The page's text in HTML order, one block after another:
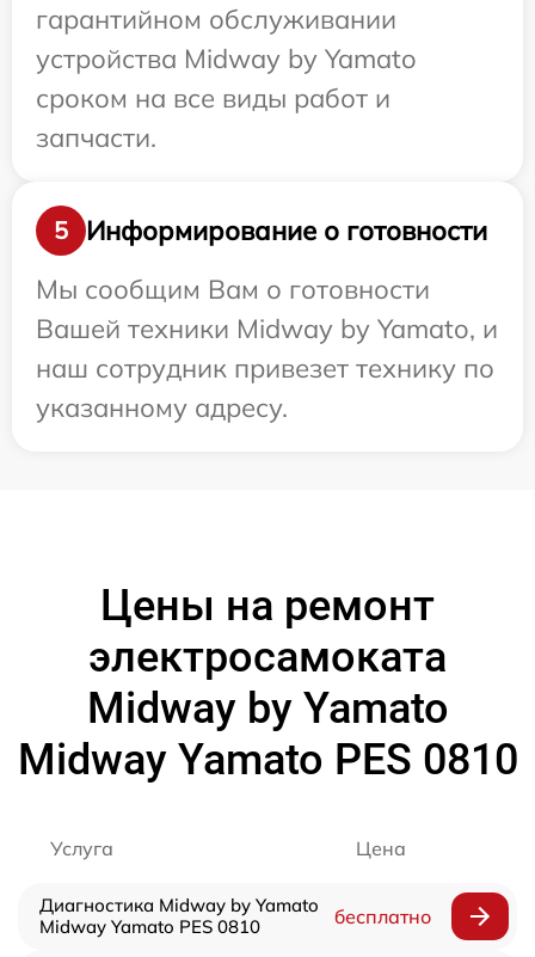
гарантийном обслуживании
устройства Midway by Yamato
сроком на все виды работ и
запчасти.
5
Информирование о готовности
Мы сообщим Вам о готовности
Вашей техники Midway by Yamato, и
наш сотрудник привезет технику по
указанному адресу.
Цены на ремонт
электросамоката
Midway by Yamato
Midway Yamato PES 0810
Услуга Цена
Диагностика Midway by Yamato
Midway Yamato PES 0810
бесплатно